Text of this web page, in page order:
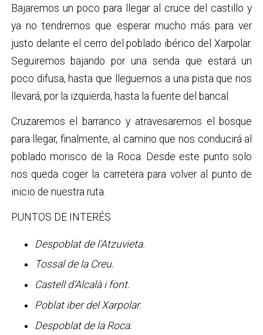
Bajaremos un poco para llegar al cruce del castillo y
ya no tendremos que esperar mucho más para ver
justo delante el cerro del poblado ibérico del Xarpolar.
Seguiremos bajando por una senda que estará un
poco difusa, hasta que lleguemos a una pista que nos
llevará, por la izquierda, hasta la fuente del bancal.
Cruzaremos el barranco y atravesaremos el bosque
para llegar, finalmente, al camino que nos conducirá al
poblado morisco de la Roca. Desde este punto solo
nos queda coger la carretera para volver al punto de
inicio de nuestra ruta.
PUNTOS DE INTERÉS
Despoblat de l'Atzuvieta.
Tossal de la Creu.
Castell d’Alcalà i font.
Poblat iber del Xarpolar.
Despoblat de la Roca.